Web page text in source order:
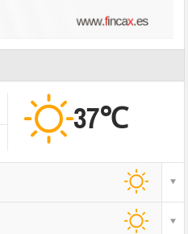
37℃